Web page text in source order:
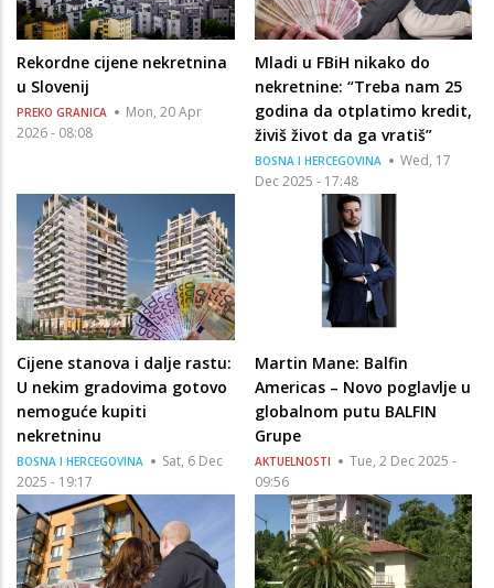
Rekordne cijene nekretnina
u Slovenij
PREKO GRANICA
Mon, 20 Apr
2026 - 08:08
Mladi u FBiH nikako do
nekretnine: “Treba nam 25
godina da otplatimo kredit,
živiš život da ga vratiš”
BOSNA I HERCEGOVINA
Wed, 17
Dec 2025 - 17:48
Cijene stanova i dalje rastu:
U nekim gradovima gotovo
nemoguće kupiti
nekretninu
BOSNA I HERCEGOVINA
Sat, 6 Dec
2025 - 19:17
Martin Mane: Balfin
Americas – Novo poglavlje u
globalnom putu BALFIN
Grupe
AKTUELNOSTI
Tue, 2 Dec 2025 -
09:56